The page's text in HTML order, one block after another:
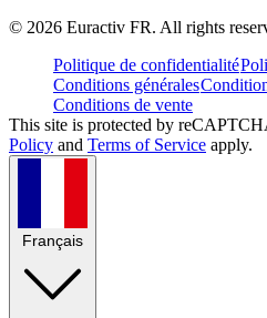
© 2026 Euractiv FR. All rights
Politique de confidentialité
Conditions générales
Conditions de vente
This site is protected by
Policy and Terms of Service apply.
Français